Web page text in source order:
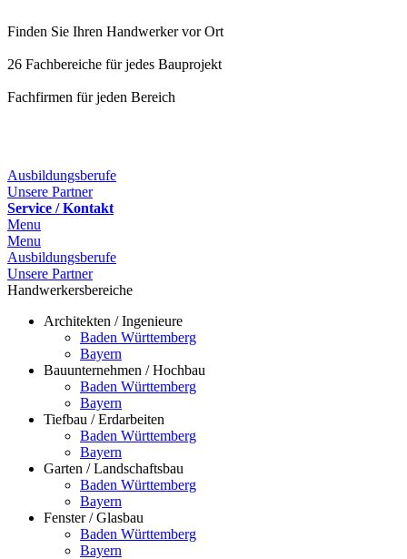
Finden Sie Ihren Handwerker vor Ort
26 Fachbereiche für jedes Bauprojekt
Fachfirmen für jeden Bereich
Ausbildungsberufe
Unsere Partner
Service / Kontakt
Menu
Menu
Ausbildungsberufe
Unsere Partner
Handwerkersbereiche
Architekten / Ingenieure
Baden Württemberg
Bayern
Bauunternehmen / Hochbau
Baden Württemberg
Bayern
Tiefbau / Erdarbeiten
Baden Württemberg
Bayern
Garten / Landschaftsbau
Baden Württemberg
Bayern
Fenster / Glasbau
Baden Württemberg
Bayern